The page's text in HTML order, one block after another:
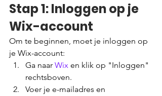
Stap 1: Inloggen op je
Wix-account
Om te beginnen, moet je inloggen op
je Wix-account:
Ga naar Wix en klik op "Inloggen"
rechtsboven.
Voer je e-mailadres en